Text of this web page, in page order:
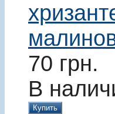
70 грн.
В
Купить